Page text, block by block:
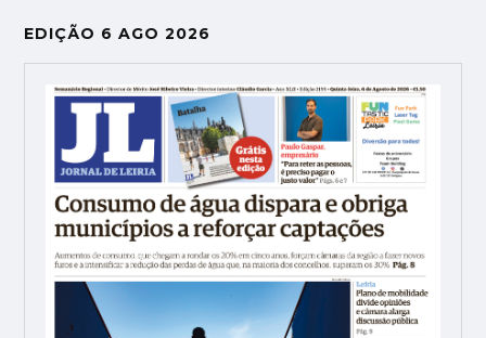
EDIÇÃO 6 AGO 2026